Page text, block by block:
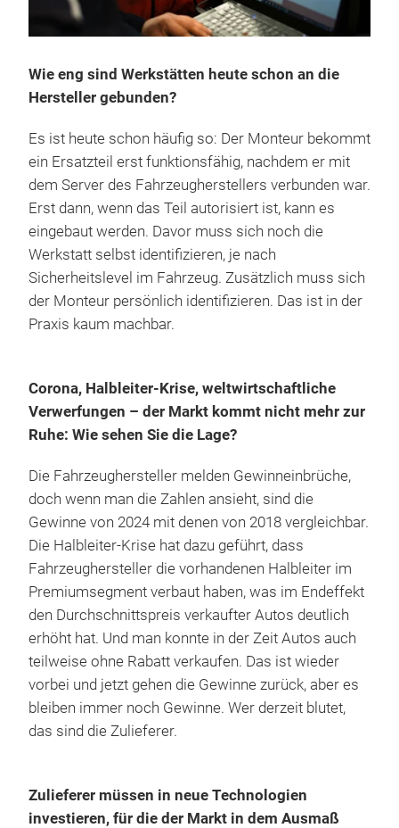
Wie eng sind Werkstätten heute schon an die
Hersteller gebunden?
Es ist heute schon häufig so: Der Monteur bekommt
ein Ersatzteil erst funktionsfähig, nachdem er mit
dem Server des Fahrzeugherstellers verbunden war.
Erst dann, wenn das Teil autorisiert ist, kann es
eingebaut werden. Davor muss sich noch die
Werkstatt selbst identifizieren, je nach
Sicherheitslevel im Fahrzeug. Zusätzlich muss sich
der Monteur persönlich identifizieren. Das ist in der
Praxis kaum machbar.
Corona, Halbleiter-Krise, weltwirtschaftliche
Verwerfungen – der Markt kommt nicht mehr zur
Ruhe: Wie sehen Sie die Lage?
Die Fahrzeughersteller melden Gewinneinbrüche,
doch wenn man die Zahlen ansieht, sind die
Gewinne von 2024 mit denen von 2018 vergleichbar.
Die Halbleiter-Krise hat dazu geführt, dass
Fahrzeughersteller die vorhandenen Halbleiter im
Premiumsegment verbaut haben, was im Endeffekt
den Durchschnittspreis verkaufter Autos deutlich
erhöht hat. Und man konnte in der Zeit Autos auch
teilweise ohne Rabatt verkaufen. Das ist wieder
vorbei und jetzt gehen die Gewinne zurück, aber es
bleiben immer noch Gewinne. Wer derzeit blutet,
das sind die Zulieferer.
Zulieferer müssen in neue Technologien
investieren, für die der Markt in dem Ausmaß